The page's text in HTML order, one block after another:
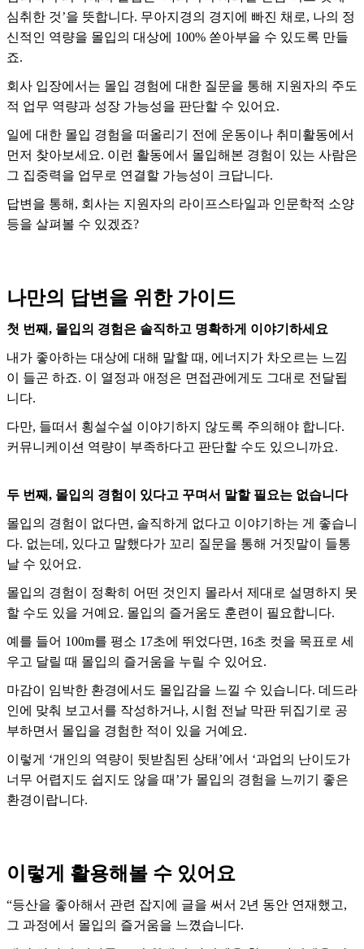
심취한 것’을 뜻합니다. 무아지경의 경지에 빠진 채로, 나의 정
신적인 역량을 몰입의 대상에 100% 쏟아부을 수 있도록 만들
죠.
회사 입장에서는 몰입 경험에 대한 질문을 통해 지원자의 주도
적 업무 역량과 성장 가능성을 판단할 수 있어요.
일에 대한 몰입 경험을 떠올리기 전에 운동이나 취미활동에서
먼저 찾아보세요. 이런 활동에서 몰입해본 경험이 있는 사람은
그 집중력을 업무로 연결할 가능성이 크답니다.
답변을 통해, 회사는 지원자의 라이프스타일과 인문학적 소양
등을 살펴볼 수 있겠죠?
나만의 답변을 위한 가이드
첫 번째, 몰입의 경험은 솔직하고 명확하게 이야기하세요
내가 좋아하는 대상에 대해 말할 때, 에너지가 차오르는 느낌
이 들곤 하죠. 이 열정과 애정은 면접관에게도 그대로 전달됩
니다.
다만, 들떠서 횡설수설 이야기하지 않도록 주의해야 합니다.
커뮤니케이션 역량이 부족하다고 판단할 수도 있으니까요.
두 번째, 몰입의 경험이 있다고 꾸며서 말할 필요는 없습니다
몰입의 경험이 없다면, 솔직하게 없다고 이야기하는 게 좋습니
다. 없는데, 있다고 말했다가 꼬리 질문을 통해 거짓말이 들통
날 수 있어요.
몰입의 경험이 정확히 어떤 것인지 몰라서 제대로 설명하지 못
할 수도 있을 거예요. 몰입의 즐거움도 훈련이 필요합니다.
예를 들어 100m를 평소 17초에 뛰었다면, 16초 컷을 목표로 세
우고 달릴 때 몰입의 즐거움을 누릴 수 있어요.
마감이 임박한 환경에서도 몰입감을 느낄 수 있습니다. 데드라
인에 맞춰 보고서를 작성하거나, 시험 전날 막판 뒤집기로 공
부하면서 몰입을 경험한 적이 있을 거예요.
이렇게 ‘개인의 역량이 뒷받침된 상태’에서 ‘과업의 난이도가
너무 어렵지도 쉽지도 않을 때’가 몰입의 경험을 느끼기 좋은
환경이랍니다.
이렇게 활용해볼 수 있어요
“등산을 좋아해서 관련 잡지에 글을 써서 2년 동안 연재했고,
그 과정에서 몰입의 즐거움을 느꼈습니다.